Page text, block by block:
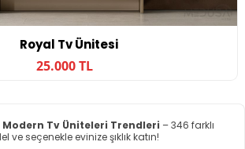
Royal Tv Ünitesi
25.000 TL
Modern Tv Üniteleri Trendleri – 346 farklı
ve seçenekle evinize şıklık katın!